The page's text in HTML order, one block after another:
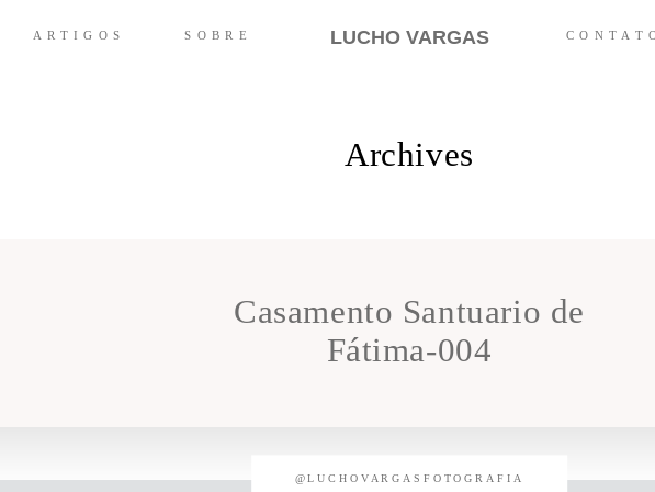
ARTIGOS SOBRE LUCHO VARGAS
Archives
Casamento Santuario de
Fátima-004
@LUCHOVARGASFOTOGRAFIA